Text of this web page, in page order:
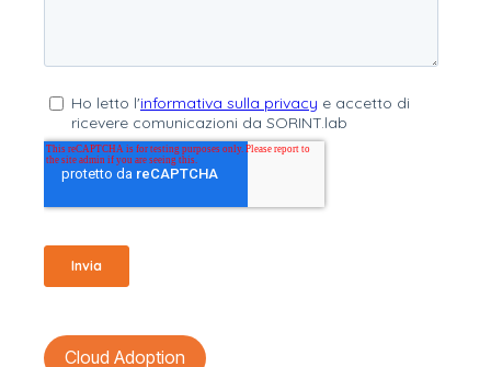
Cloud Adoption